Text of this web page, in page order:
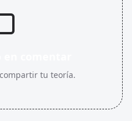
tu teoría.